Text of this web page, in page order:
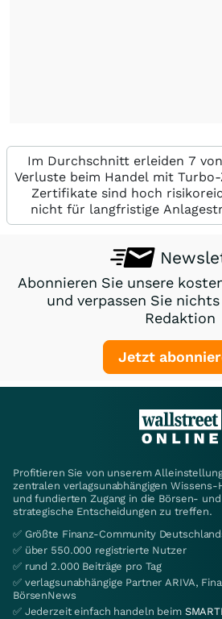
Im Durchschnitt erleiden 7
Verluste beim Handel mit
Zertifikate sind hoch
nicht für langfristige
Abonnieren Sie unsere
und verpassen Sie
Redaktion
Jetzt
Profitieren Sie von unserem
zentralen verlagsunabhängigen
und fundierten Zugang in die Börsen-
strategische Entscheidungen zu treffen.
✅ Größte Finanz-Community
✅ über 550.000 registrierte Nutzer
✅ rund 2.000 Beiträge pro Tag
✅ verlagsunabhängige Partner ARIVA,
BörsenNews
✅ Jederzeit einfach handeln beim